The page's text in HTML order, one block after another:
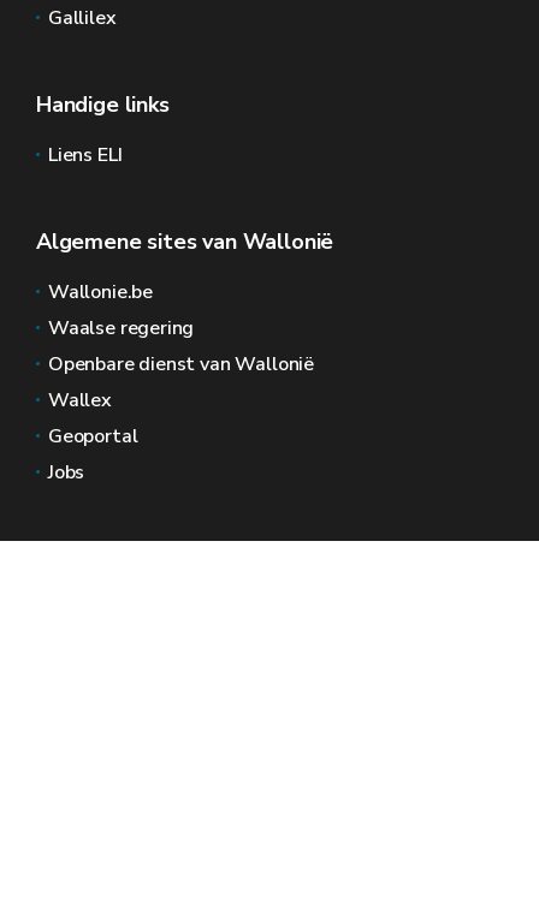
Gallilex
Handige links
Liens ELI
Algemene sites van Wallonië
Wallonie.be
Waalse regering
Openbare dienst van Wallonië
Wallex
Geoportal
Jobs